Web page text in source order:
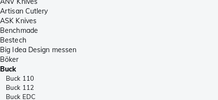
Artisan Cutlery
ASK Knives
Benchmade
Bestech
Big Idea Design messen
Böker
Buck
Buck 110
Buck 112
Buck EDC